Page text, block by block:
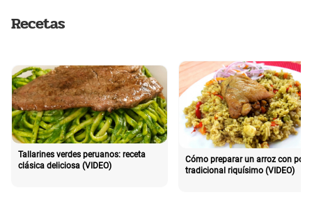
Recetas
Tallarines verdes peruanos: receta
clásica deliciosa (VIDEO)
Cómo preparar un arroz con pollo
tradicional riquísimo (VIDEO)